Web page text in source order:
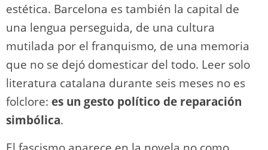
estética. Barcelona es también la capital de
una lengua perseguida, de una cultura
mutilada por el franquismo, de una memoria
que no se dejó domesticar del todo. Leer solo
literatura catalana durante seis meses no es
folclore: es un gesto político de reparación
simbólica.